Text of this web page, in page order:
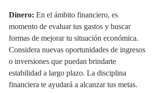
Dinero: En el ámbito financiero, es
momento de evaluar tus gastos y buscar
formas de mejorar tu situación económica.
Considera nuevas oportunidades de ingresos
o inversiones que puedan brindarte
estabilidad a largo plazo. La disciplina
financiera te ayudará a alcanzar tus metas.